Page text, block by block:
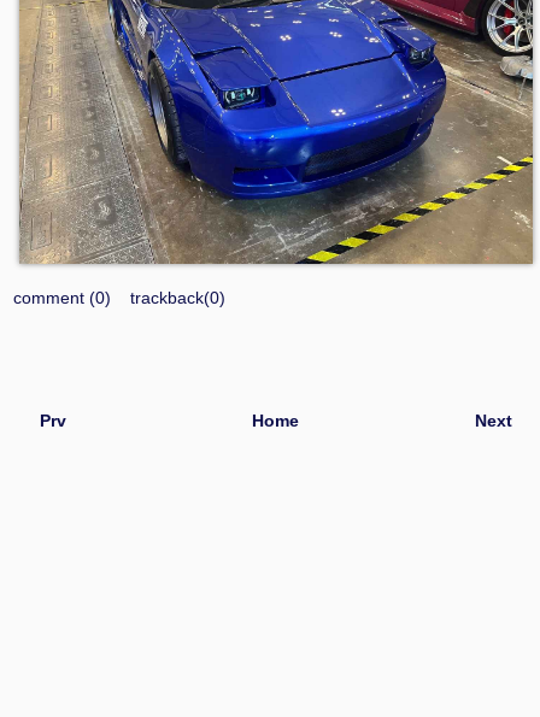
comment (0) trackback(0)
Prv Next
Home